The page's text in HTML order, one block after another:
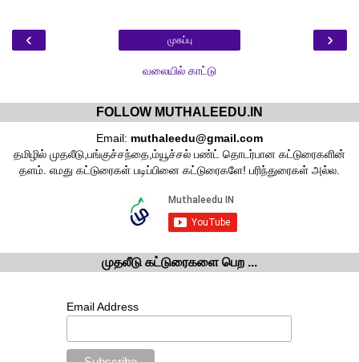
‹ ›
முகப்பு
வலையில் காட்டு
FOLLOW MUTHALEEDU.IN
Email: muthaleedu@gmail.com
தமிழில் முதலீடு,பங்குச்சந்தை,ம்யூச்சல் பண்ட் தொடர்பான கட்டுரைகளின்
தளம். எமது கட்டுரைகள் படிப்பினை கட்டுரைகளே! பரிந்துரைகள் அல்ல.
முதலீடு கட்டுரைகளை பெற ...
Email Address